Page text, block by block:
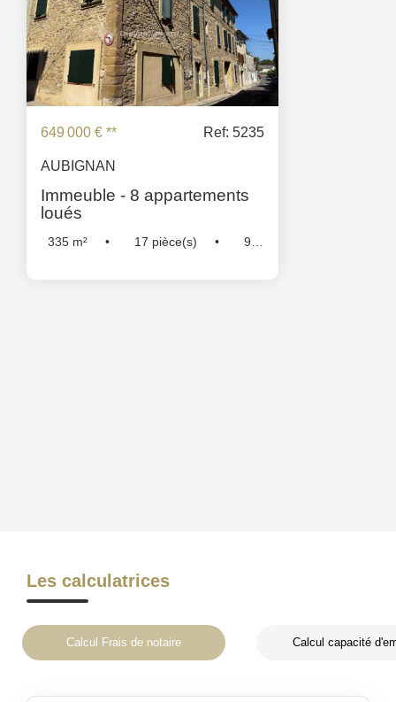
649 000 € ** Ref: 5235
AUBIGNAN
Immeuble - 8 appartements
loués
335 m² 17 pièce(s)
9
Les calculatrices
Calcul Frais de notaire Calcul capacité